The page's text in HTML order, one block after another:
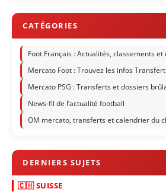
Foot Français : Actualités, classements
Mercato Foot : Trouvez les infos
Mercato PSG : Transferts et dossiers
News-fil de l’actualité football
OM mercato, transferts et calendrier du
🇨🇭 SUISSE